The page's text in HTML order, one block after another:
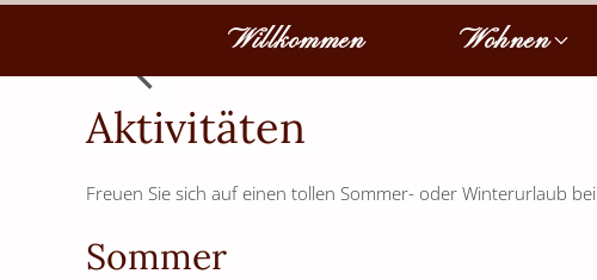
Willkommen Wohnen
Aktivitäten
Freuen Sie sich auf einen tollen Sommer- oder Winterurlaub
Sommer